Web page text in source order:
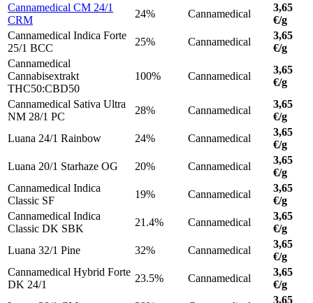
Cannamedical CM 24/1
CRM
24% Cannamedical
3,65
€/g
Cannamedical Indica Forte
25/1 BCC
25% Cannamedical
3,65
€/g
Cannamedical
Cannabisextrakt
THC50:CBD50
100% Cannamedical
3,65
€/g
Cannamedical Sativa Ultra
NM 28/1 PC
28% Cannamedical
3,65
€/g
Luana 24/1 Rainbow
24% Cannamedical
3,65
€/g
Luana 20/1 Starhaze OG
20% Cannamedical
3,65
€/g
Cannamedical Indica
Classic SF
19% Cannamedical
3,65
€/g
Cannamedical Indica
Classic DK SBK
21.4% Cannamedical
3,65
€/g
Luana 32/1 Pine
32% Cannamedical
3,65
€/g
Cannamedical Hybrid Forte
DK 24/1
23.5% Cannamedical
3,65
€/g
3,65